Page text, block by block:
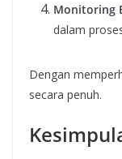
Monitoring
dalam
Dengan
secara penuh.